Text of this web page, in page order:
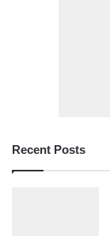
Recent Posts